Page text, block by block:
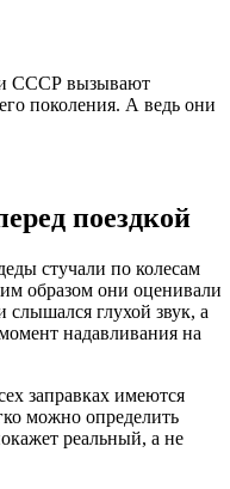
СССР вызывают
поколения. А ведь они
поездкой
стучали по колесам
образом они оценивали
глухой звук, а
надавливания на
заправках имеются
можно определить
реальный, а не